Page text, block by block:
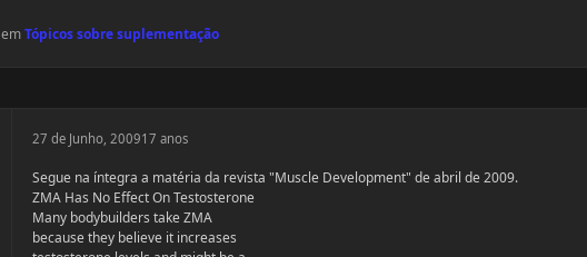
emTópicos sobre suplementação
27 de Junho, 200917 anos
Segue na íntegra a matéria da revista "Muscle Development" de abril de 2009.
ZMA Has No Effect On Testosterone
Many bodybuilders take ZMA
because they believe it increases